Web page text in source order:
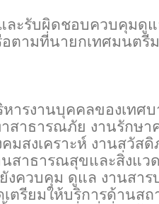
ะรับผิดชอบควบคุมดู
ตามที่นายกเทศมนตรี
งานบุคคลของเทศบ
สาธารณภัย งานรักษา
มสงเคราะห์ งานสวัสดิ
สาธารณสุขและสิ่งแว
งควบคุม ดูแล งานสา
ตรียมให้บริการด้านสถ